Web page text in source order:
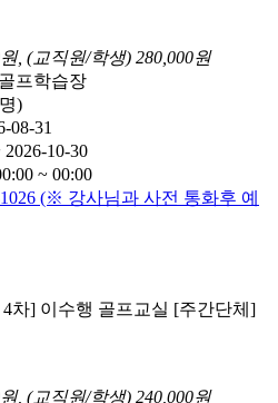
, (교직원/학생) 280,000원
프학습장
)
08-31
2026-10-30
~ 00:00
(※ 강사님과 사전 통화후 예
차] 이수행 골프교실 [주간단체]
, (교직원/학생) 240,000원